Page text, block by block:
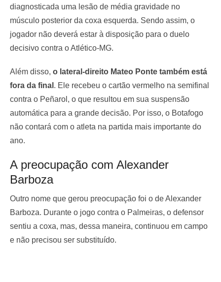
diagnosticada uma lesão de média gravidade no
músculo posterior da coxa esquerda. Sendo assim, o
jogador não deverá estar à disposição para o duelo
decisivo contra o Atlético-MG.
Além disso, o lateral-direito Mateo Ponte também está
fora da final . Ele recebeu o cartão vermelho na semifinal
contra o Peñarol, o que resultou em sua suspensão
automática para a grande decisão. Por isso, o Botafogo
não contará com o atleta na partida mais importante do
ano.
A preocupação com Alexander
Barboza
Outro nome que gerou preocupação foi o de Alexander
Barboza. Durante o jogo contra o Palmeiras, o defensor
sentiu a coxa, mas, dessa maneira, continuou em campo
e não precisou ser substituído.